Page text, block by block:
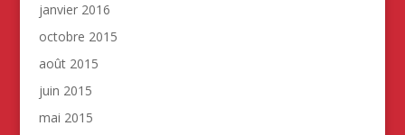
janvier 2016
octobre 2015
août 2015
juin 2015
mai 2015